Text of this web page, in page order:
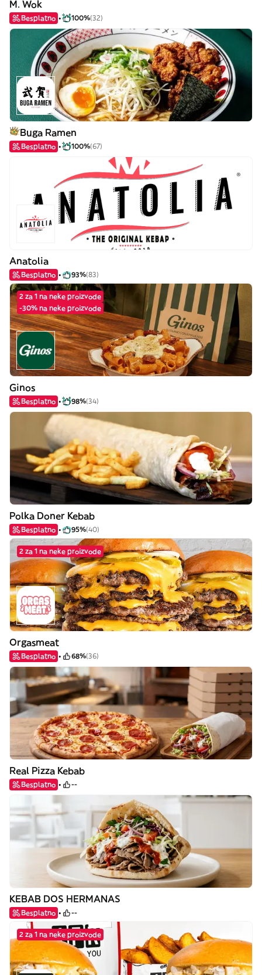
M. Wok
Besplatno 100%(32)
Buga Ramen
Besplatno 100%(67)
Anatolia
Besplatno 93%(83)
2 za 1 na neke proizvode
-30% na neke proizvode
Ginos
Besplatno 98%(34)
Polka Doner Kebab
Besplatno 95%(40)
2 za 1 na neke proizvode
Orgasmeat
Besplatno 68%(36)
Real Pizza Kebab
Besplatno --
KEBAB DOS HERMANAS
Besplatno --
2 za 1 na neke proizvode